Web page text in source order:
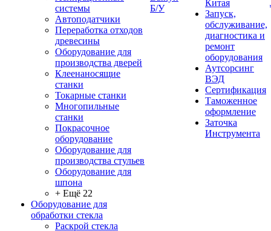
системы
Автоподатчики
Переработка отходов
древесины
Оборудование для
производства дверей
Клеенаносящие
станки
Токарные станки
Многопильные
станки
Покрасочное
оборудование
Оборудование для
производства стульев
Оборудование для
шпона
+ Ещё 22
Оборудование для
обработки стекла
Раскрой стекла
Б/У
Китая
Запуск,
обслуживание,
диагностика и
ремонт
оборудования
Аутсорсинг
ВЭД
Сертификация
Таможенное
оформление
Заточка
Инструмента